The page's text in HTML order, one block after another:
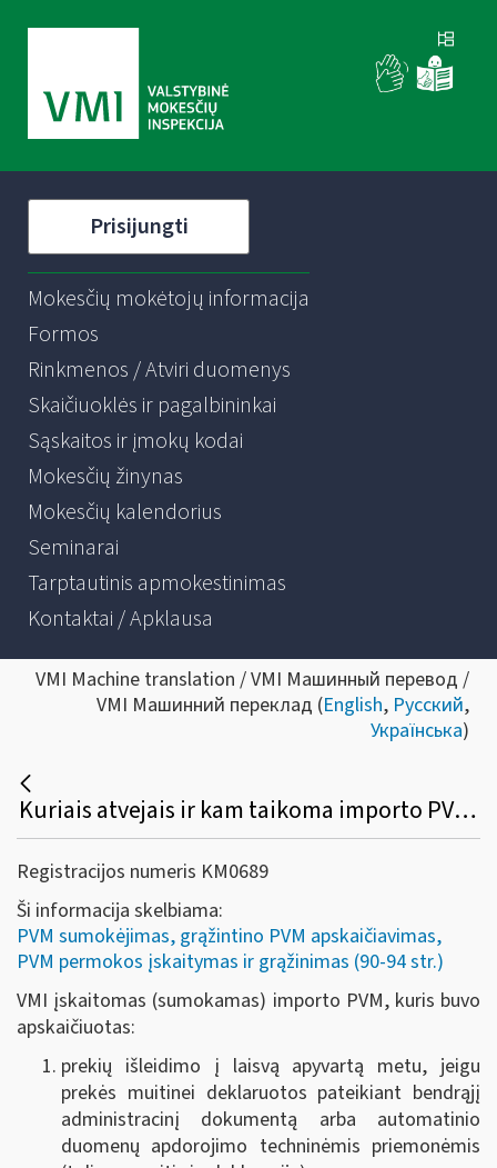
Prisijungti
Mokesčių mokėtojų informacija
Formos
Rinkmenos / Atviri duomenys
Skaičiuoklės ir pagalbininkai
Sąskaitos ir įmokų kodai
Mokesčių žinynas
Mokesčių kalendorius
Seminarai
Tarptautinis apmokestinimas
Kontaktai / Apklausa
VMI Machine translation / VMI Машинный перевод /
VMI Машинний переклад (English, Русский,
Українська)
Kuriais atvejais ir kam taikoma importo PVM įskaitymo (sumokėjimo) VMI tvarka?
Registracijos numeris KM0689
Ši informacija skelbiama:
PVM sumokėjimas, grąžintino PVM apskaičiavimas,
PVM permokos įskaitymas ir grąžinimas (90-94 str.)
VMI įskaitomas (sumokamas) importo PVM, kuris buvo
apskaičiuotas:
prekių išleidimo į laisvą apyvartą metu, jeigu
prekės muitinei deklaruotos pateikiant bendrąjį
administracinį dokumentą arba automatinio
duomenų apdorojimo techninėmis priemonėmis